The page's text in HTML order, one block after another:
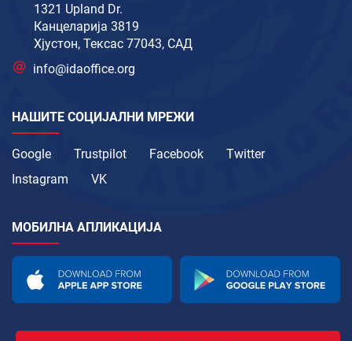
1321 Upland Dr.
Канцеларија 3819
Хјустон, Тексас 77043, САД
info@idaoffice.org
НАШИТЕ СОЦИЈАЛНИ МРЕЖИ
Google Trustpilot Facebook
Twitter
Instagram
VK
МОБИЛНА АПЛИКАЦИЈА